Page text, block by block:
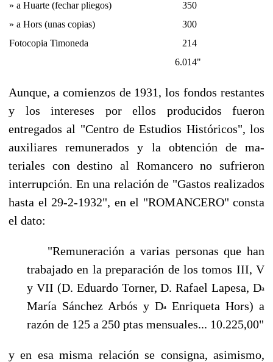
» a Huarte (fechar pliegos)
350
» a Hors (unas copias)
300
Fotocopia Timoneda
214
6.014"
Aunque, a comienzos de 1931, los fondos restantes
y los intereses por ellos producidos fueron
entregados al "Centro de Estudios Históricos", los
auxiliares remunerados y la obtención de ma­
teriales con destino al Romancero no sufrieron
interrupción. En una relación de "Gastos reali­zados
hasta el 29-2-1932", en el "ROMANCERO" consta
el dato:
"Remuneración a varias personas que han
trabajado en la preparación de los tomos III, V
y VII (D. Eduardo Torner, D. Rafael Lapesa, Da
María Sánchez Arbós y Da
Enriqueta Hors) a
razón de 125 a 250 ptas mensuales... 10.225,00"
y en esa misma relación se consigna, asimismo,